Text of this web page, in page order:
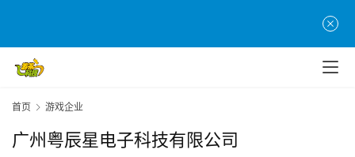
首页 游戏企业
广州粤辰星电子科技有限公司